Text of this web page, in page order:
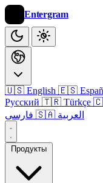
Entergram
🇺🇸 English 🇪🇸
Русский 🇹🇷 Türkçe
🇸🇦 العربية
Продукты